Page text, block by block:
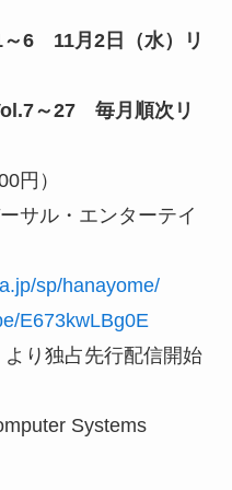
～6 11月2日（水）リ
～27 毎月順次リ
円）
サル・エンターテイ
sp/hanayome/
E673kwLBg0E
り独占先行配信開始
Systems